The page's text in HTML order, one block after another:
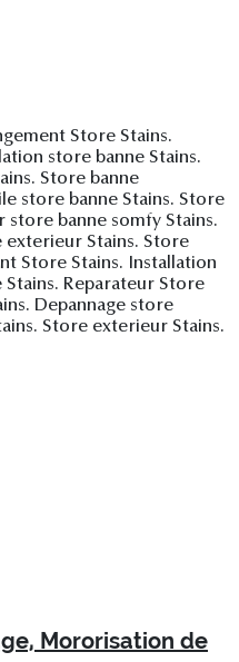
Store Stains.
store banne Stains.
Store banne
store banne Stains. Store
banne somfy Stains.
exterieur Stains. Store
Store Stains. Installation
Reparateur Store
Depannage store
Store exterieur Stains.
Mororisation de